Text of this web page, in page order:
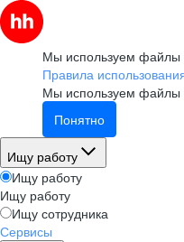
Мы используем файлы
Правила
Мы используем файлы
Понятно
Ищу работу
Ищу работу
Ищу работу
Ищу сотрудника
Сервисы